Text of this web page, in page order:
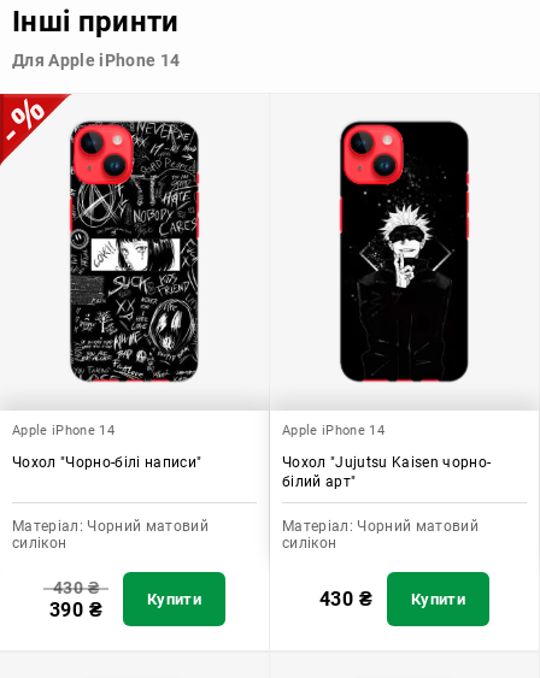
Узагалі, чохол для телефону - це дуже корисний аксесуар, який
допомагає захистити ваш пристрій, зберегти його цінність і
Інші принти
Для Apple iPhone 14
Apple iPhone 14
Чохол "Чорно-білі написи"
Матеріал: Чорний матовий
силікон
430₴
390 ₴ Купити
Apple iPhone 14
Чохол "Jujutsu Kaisen чорно-
білий арт"
Матеріал: Чорний матовий
силікон
430 ₴ Купити